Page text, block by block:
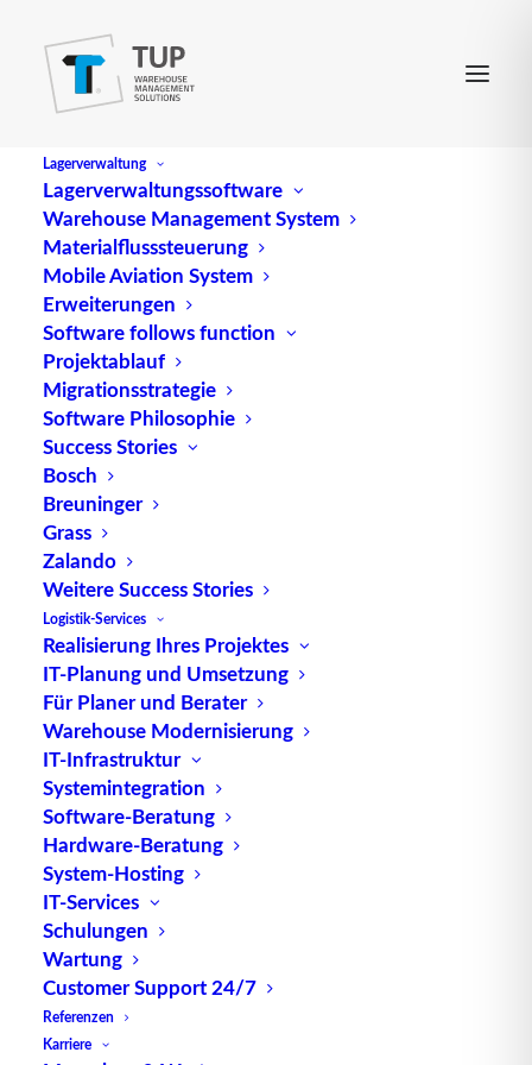
Lagerverwaltung
Lagerverwaltungssoftware
Warehouse Management System
Materialflusssteuerung
Mobile Aviation System
Erweiterungen
Software follows function
Projektablauf
Migrationsstrategie
Software Philosophie
Success Stories
Bosch
Breuninger
Grass
Zalando
Weitere Success Stories
Logistik-Services
Realisierung Ihres Projektes
IT-Planung und Umsetzung
Für Planer und Berater
Warehouse Modernisierung
IT-Infrastruktur
Systemintegration
Software-Beratung
Hardware-Beratung
System-Hosting
IT-Services
Schulungen
Wartung
Customer Support 24/7
Referenzen
Karriere
Chep-Palette
Eine CHEP-Palette ist ein weit verbreiteter
Ladungsträger, der von der Chep Deutschland
GmbH hergestellt wird, einem Mitglied der „Chep-
in-Europe“-Gruppe. Diese Paletten sind in der
Logistikindustrie weit verbreitet und werden
hauptsächlich in der Food-, Nonfood- und
Automobilbranche eingesetzt.
Bedeutung der CHEP-Palette
Die CHEP-Palette ist eine standardisierte
Holzpalette, die gemäß den strengen
Qualitätsstandards der Chep Deutschland GmbH
hergestellt wird. Diese Paletten bieten eine
zuverlässige und robuste Plattform für den
Transport und die Lagerung von Waren in
verschiedenen Branchen. Sie sind in verschiedenen
Größen erhältlich und können je nach Bedarf
angepasst werden.
Anwendungsbereiche der CHEP-Palette
Die CHEP-Palette wird in einer Vielzahl von
Branchen und Anwendungen eingesetzt, darunter: